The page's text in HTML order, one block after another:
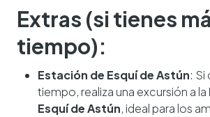
Extras (si tienes
tiempo):
Estación de Esquí de Astún: Si
tiempo, realiza una excursión a la
Esquí de Astún, ideal para los